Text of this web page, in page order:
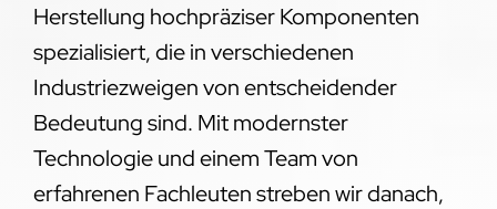
Herstellung hochpräziser Komponenten
spezialisiert, die in verschiedenen
Industriezweigen von entscheidender
Bedeutung sind. Mit modernster
Technologie und einem Team von
erfahrenen Fachleuten streben wir danach,